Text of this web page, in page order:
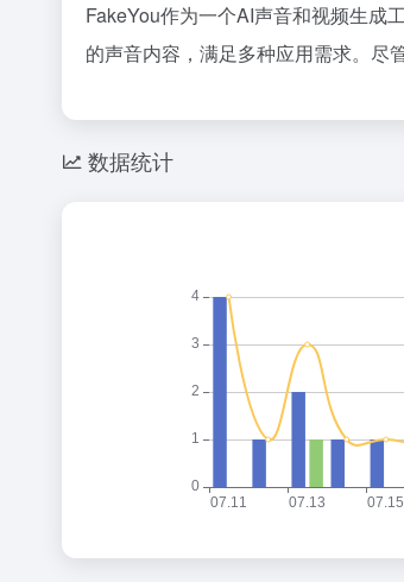
FakeYou作为一个AI声音和视频生成
的声音内容，满足多种应用需求。尽
数据统计